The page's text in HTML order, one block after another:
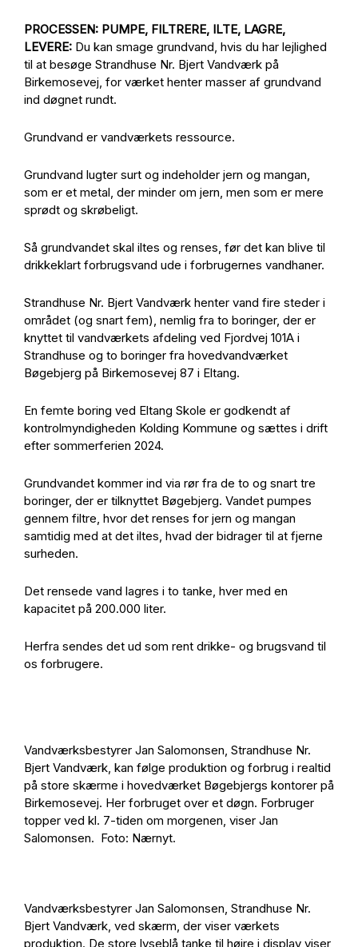
PROCESSEN: PUMPE, FILTRERE, ILTE, LAGRE,
LEVERE: Du kan smage grundvand, hvis du har lejlighed
til at besøge Strandhuse Nr. Bjert Vandværk på
Birkemosevej, for værket henter masser af grundvand
ind døgnet rundt.
Grundvand er vandværkets ressource.
Grundvand lugter surt og indeholder jern og mangan,
som er et metal, der minder om jern, men som er mere
sprødt og skrøbeligt.
Så grundvandet skal iltes og renses, før det kan blive til
drikkeklart forbrugsvand ude i forbrugernes vandhaner.
Strandhuse Nr. Bjert Vandværk henter vand fire steder i
området (og snart fem), nemlig fra to boringer, der er
knyttet til vandværkets afdeling ved Fjordvej 101A i
Strandhuse og to boringer fra hovedvandværket
Bøgebjerg på Birkemosevej 87 i Eltang.
En femte boring ved Eltang Skole er godkendt af
kontrolmyndigheden Kolding Kommune og sættes i drift
efter sommerferien 2024.
Grundvandet kommer ind via rør fra de to og snart tre
boringer, der er tilknyttet Bøgebjerg. Vandet pumpes
gennem filtre, hvor det renses for jern og mangan
samtidig med at det iltes, hvad der bidrager til at fjerne
surheden.
Det rensede vand lagres i to tanke, hver med en
kapacitet på 200.000 liter.
Herfra sendes det ud som rent drikke- og brugsvand til
os forbrugere.
Vandværksbestyrer Jan Salomonsen, Strandhuse Nr.
Bjert Vandværk, kan følge produktion og forbrug i realtid
på store skærme i hovedværket Bøgebjergs kontorer på
Birkemosevej. Her forbruget over et døgn. Forbruger
topper ved kl. 7-tiden om morgenen, viser Jan
Salomonsen. Foto: Nærnyt.
Vandværksbestyrer Jan Salomonsen, Strandhuse Nr.
Bjert Vandværk, ved skærm, der viser værkets
produktion. De store lyseblå tanke til højre i display viser